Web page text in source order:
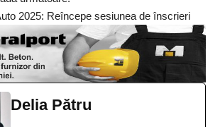
2025: Reîncepe sesiunea de înscrieri
Delia Pătru